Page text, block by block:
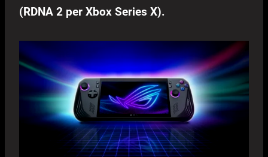
(RDNA 2 per Xbox Series X).